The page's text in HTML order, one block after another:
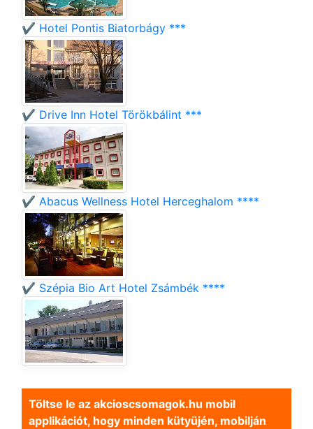
✔️ Hotel Pontis Biatorbágy ***
✔️ Drive Inn Hotel Törökbálint ***
✔️ Abacus Wellness Hotel Herceghalom ****
✔️ Szépia Bio Art Hotel Zsámbék ****
Töltse le az akcioscsomagok.hu mobil
applikációt, hogy minden kütyüjén, mobilján